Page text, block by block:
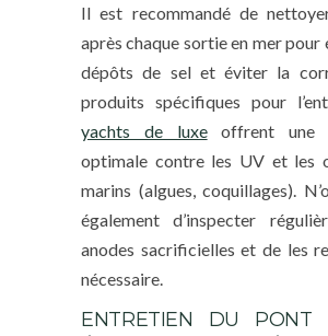
Il est recommandé de
après chaque sortie en mer pour
dépôts de sel et éviter la
produits spécifiques pour
yachts de luxeoffrent une
optimale contre les UV et les
marins (algues, coquillages).
également d’inspecter
anodes sacrificielles et de les
nécessaire.
ENTRETIEN DU PONT